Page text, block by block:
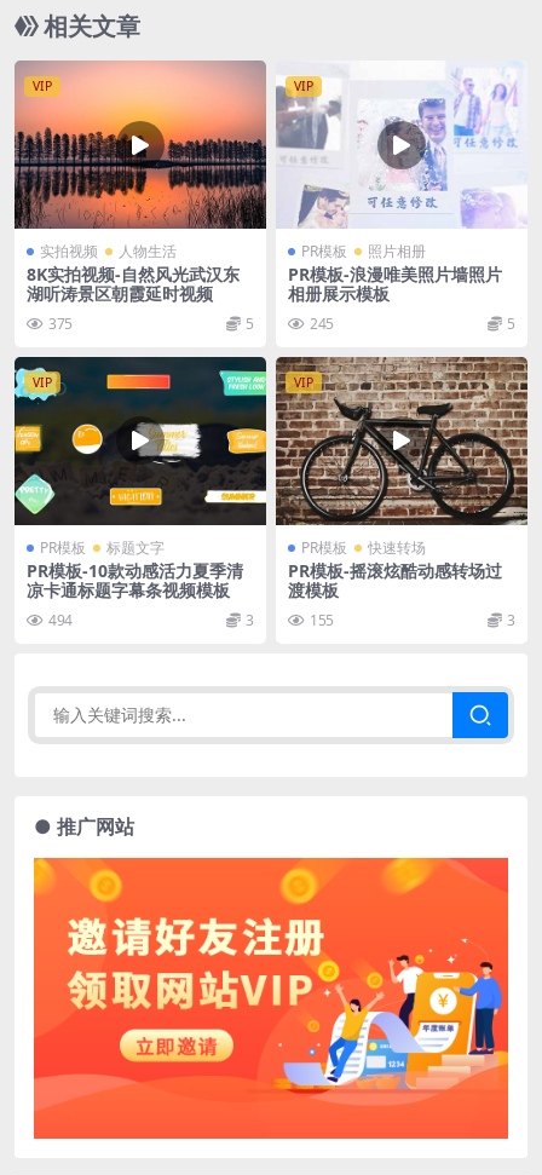
相关文章
VIP
实拍视频 人物生活
8K实拍视频-自然风光武汉东
湖听涛景区朝霞延时视频
375 5
VIP
PR模板 照片相册
PR模板-浪漫唯美照片墙照片
相册展示模板
245 5
VIP
PR模板 标题文字
PR模板-10款动感活力夏季清
凉卡通标题字幕条视频模板
494 3
VIP
PR模板 快速转场
PR模板-摇滚炫酷动感转场过
渡模板
155 3
● 推广网站